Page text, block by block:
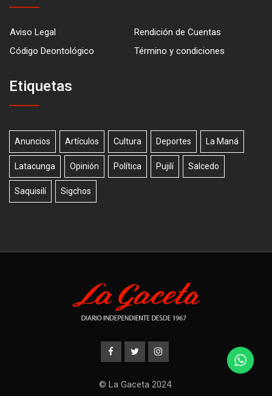
Aviso Legal
Rendición de Cuentas
Código Deontológico
Término y condiciones
Etiquetas
Anuncios Artículos Cultura Deportes La Maná
Latacunga Opinión Política Pujilí Salcedo
Saquisilí Sigchos
© La Gaceta 2024.